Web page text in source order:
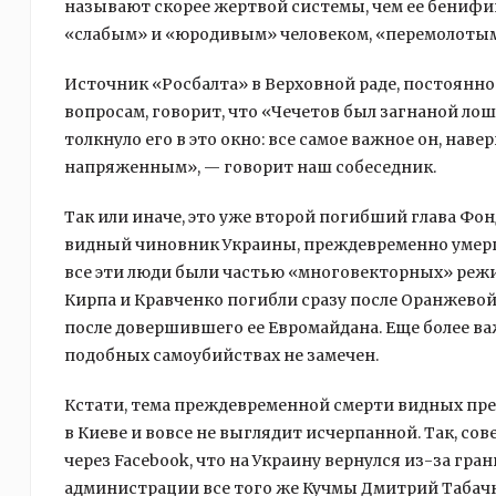
называют скорее жертвой системы, чем ее
«слабым» и «юродивым» человеком,
Источник «Росбалта» в Верховной раде,
вопросам, говорит, что «Чечетов был загнаной
толкнуло его в это окно: все самое важное он,
напряженным», — говорит наш собеседник.
Так или иначе, это уже второй погибший глава
видный чиновник Украины, преждевременно
все эти люди были частью «многовекторных»
Кирпа и Кравченко погибли сразу после
после довершившего ее Евромайдана. Еще более
подобных самоубийствах не замечен.
Кстати, тема преждевременной смерти видных
в Киеве и вовсе не выглядит исчерпанной. Так,
через Facebook, что на Украину вернулся из-за
администрации все того же Кучмы Дмитрий